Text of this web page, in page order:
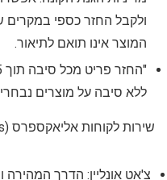
ולקבל החזר כספי
המוצר אינו תואם לתיאור.
ללא סיבה על מוצרים
שירות לקוחות אליאקספרס (AliExpress):
צ'אט אונליין: הדרך המהירה